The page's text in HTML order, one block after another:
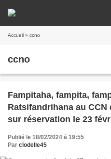
Accueil » ccno
ccno
Fampitaha, fampita,
Ratsifandrihana au CCN
sur réservation le 23
Publié le 18/02/2024 à 19:55
Par clodelle45